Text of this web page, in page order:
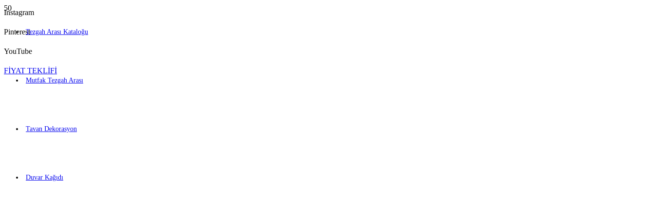
Instagram
Pinterest
YouTube
FİYAT TEKLİFİ
Tezgah Arası Kataloğu
Mutfak Tezgah Arası
Tavan Dekorasyon
Duvar Kağıdı